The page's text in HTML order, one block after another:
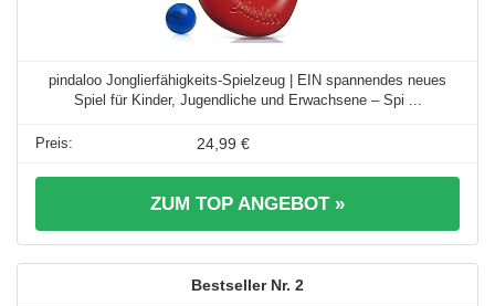
pindaloo Jonglierfähigkeits-Spielzeug | EIN spannendes neues
Spiel für Kinder, Jugendliche und Erwachsene – Spi ...
24,99 €
ZUM TOP ANGEBOT »
2